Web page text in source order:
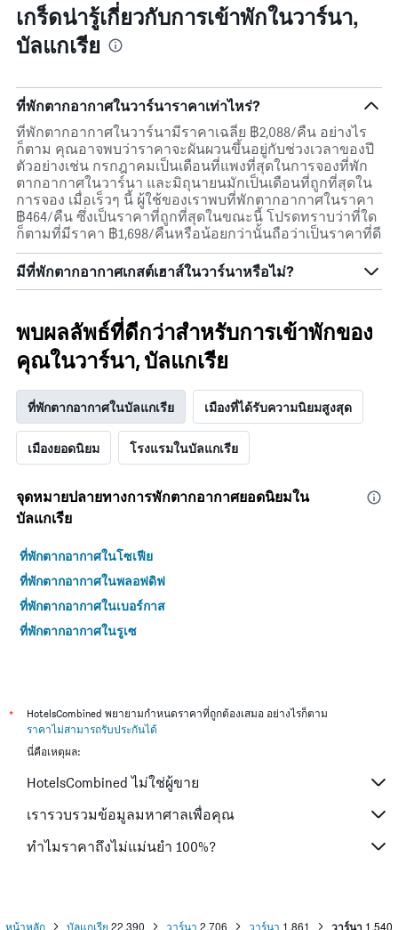
เกร็ดน่ารู้เกี่ยวกับการเข้าพักในวาร์นา,
บัลแกเรีย
ที่พักตากอากาศในวาร์นาราคาเท่าไหร่?
ที่พักตากอากาศในวาร์นามีราคาเฉลี่ย ฿2,088/คืน อย่างไร
ก็ตาม คุณอาจพบว่าราคาจะผันผวนขึ้นอยู่กับช่วงเวลาของปี
ตัวอย่างเช่น กรกฎาคมเป็นเดือนที่แพงที่สุดในการจองที่พัก
ตากอากาศในวาร์นา และมิถุนายนมักเป็นเดือนที่ถูกที่สุดใน
การจอง เมื่อเร็วๆ นี้ ผู้ใช้ของเราพบที่พักตากอากาศในราคา
฿464/คืน ซึ่งเป็นราคาที่ถูกที่สุดในขณะนี้ โปรดทราบว่าที่ใด
ก็ตามที่มีราคา ฿1,698/คืนหรือน้อยกว่านั้นถือว่าเป็นราคาที่ดี
มีที่พักตากอากาศเกสต์เฮาส์ในวาร์นาหรือไม่?
พบผลลัพธ์ที่ดีกว่าสำหรับการเข้าพักของ
คุณในวาร์นา, บัลแกเรีย
ที่พักตากอากาศในบัลแกเรีย เมืองที่ได้รับความนิยมสูงสุด
เมืองยอดนิยม โรงแรมในบัลแกเรีย
จุดหมายปลายทางการพักตากอากาศยอดนิยมใน
บัลแกเรีย
ที่พักตากอากาศในโซเฟีย
ที่พักตากอากาศในพลอฟดิฟ
ที่พักตากอากาศในเบอร์กาส
ที่พักตากอากาศในรูเซ
*
HotelsCombined พยายามกำหนดราคาที่ถูกต้องเสมอ อย่างไรก็ตาม
ราคาไม่สามารถรับประกันได้
นี่คือเหตุผล:
HotelsCombined ไม่ใช่ผู้ขาย
เรารวบรวมข้อมูลมหาศาลเพื่อคุณ
ทำไมราคาถึงไม่แม่นยำ 100%?
หน้าหลัก บัลแกเรีย 22,390 วาร์นา 2,706 วาร์นา 1,861 วาร์นา 1,540